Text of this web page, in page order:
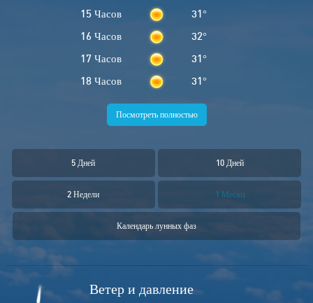
15 Часов
31°
16 Часов
32°
17 Часов
31°
18 Часов
31°
Посмотреть полностью
5 Дней 10 Дней
2 Недели 1 Месяц
Календарь лунных фаз
Ветер и давление